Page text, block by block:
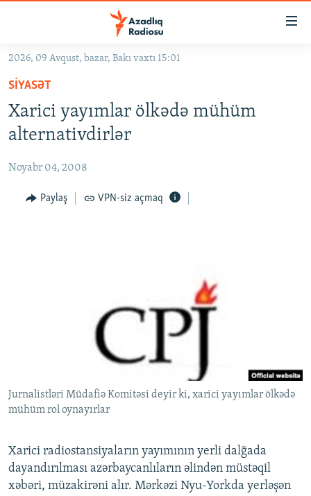
Əsas
qayıt
Əsas
naviqasiyaya
qayıt
Axtarışa
GÜNDƏM
KORRUPSIOMETR
FƏRQƏ BAX
QANUNI DOĞRU
AZƏRBAYCAN ƏDƏBIYYATI KITABXANASI
İSLAM VƏ DEMOKRATIYA
PEŞƏ ETIKASI VƏ JURNALISTIKA STANDARTLARIMIZ
AZADLIQRADIOSU MOBIL TELEFONUNUZDA
XƏBƏR BÜLLETENLƏRIMIZ
RFE/RL-in bütün saytları
2026, 09 Avqust, bazar, Bakı vaxtı 15:01
SIYASƏT
Xarici yayımlar ölkədə mühüm
alternativdirlər
Noyabr 04, 2008
Paylaş VPN-siz açmaq
Jurnalistləri Müdafiə Komitəsi deyir ki, xarici yayımlar ölkədə
mühüm rol oynayırlar
Xarici radiostansiyaların yayımının yerli dalğada
dayandırılması azərbaycanlıların əlindən müstəqil
xəbəri, müzakirəni alır. Mərkəzi Nyu-Yorkda yerləşən